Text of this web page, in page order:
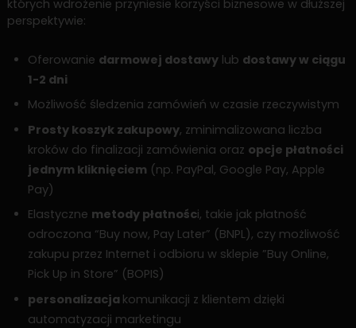
których wdrożenie przyniesie korzyści biznesowe w dłuższej
perspektywie:
Oferowanie darmowej dostawylub dostawy w ciągu
1-2 dni
Możliwość śledzenia zamówień w czasie rzeczywistym
Prosty koszyk zakupowy, zminimalizowana liczba
kroków do finalizacji zamówienia oraz opcje płatności
jednym kliknięciem (np. PayPal, Google Pay, Apple
Pay)
Elastyczne metody płatności, takie jak płatność
odroczona “Buy now, Pay Later” (BNPL), czy możliwość
zakupu przez Internet i odbioru w sklepie ”Buy Online,
Pick Up in Store” (BOPIS)
personalizacja komunikacji z klientem dzięki
automatyzacji marketingu